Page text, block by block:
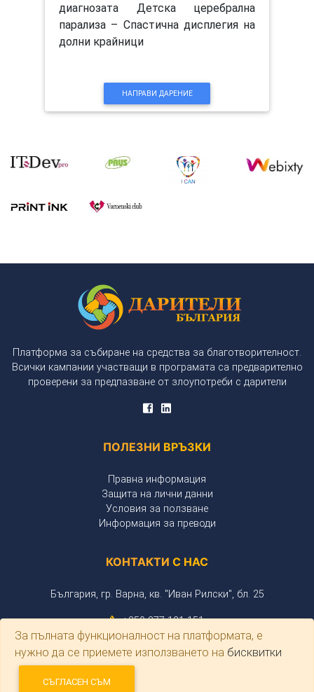
диагнозата Детска церебрална
парализа – Спастична дисплегия на
долни крайници
НАПРАВИ ДАРЕНИЕ
Платформа за събиране на средства за благотворителност.
Всички кампании участващи в програмата са предварително
проверени за предпазване от злоупотреби с дарители
ПОЛЕЗНИ ВРЪЗКИ
Правна информация
Защита на лични данни
Условия за ползване
Информация за преводи
КОНТАКТИ С НАС
България, гр. Варна, кв. "Иван Рилски", бл. 25
+359 877 121 151
dariteli.bulgaria@gmail.com
support@dariteli.bg
© Фондация “ДАРИТЕЛИ БЪЛГАРИЯ” 2026. Всички права
За пълната функционалност на платформата, е
нужно да се приемете използването на бисквитки
СЪГЛАСЕН СЪМ